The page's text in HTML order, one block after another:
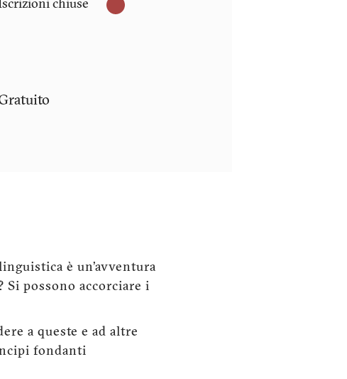
chiuse
è un’avventura
Si possono accorciare i
a queste e ad altre
fondanti